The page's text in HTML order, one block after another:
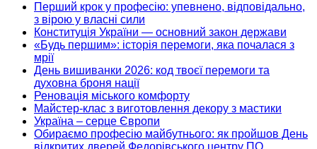
Перший крок у професію: упевнено, відповідально,
з вірою у власні сили
Конституція України — основний закон держави
«Будь першим»: історія перемоги, яка почалася з
мрії
День вишиванки 2026: код твоєї перемоги та
духовна броня нації
Реновація міського комфорту
Майстер-клас з виготовлення декору з мастики
Україна – серце Європи
Обираємо професію майбутнього: як пройшов День
відкритих дверей Федорівського центру ПО